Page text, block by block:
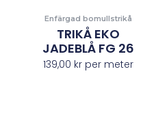
Enfärgad bomullstrikå
TRIKÅ EKO
JADEBLÅ FG 26
139,00 kr per meter